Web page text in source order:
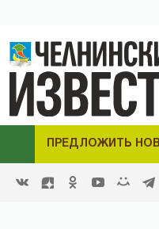
ПРЕДЛОЖИТЬ